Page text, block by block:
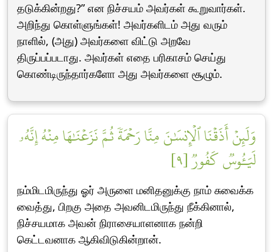
தடுக்கின்றது?” என நிச்சயம் அவர்கள் கூறுவார்கள்.
அறிந்து கொள்ளுங்கள்! அவர்களிடம் அது வரும்
நாளில், (அது) அவர்களை விட்டு அறவே
திருப்பப்படாது. அவர்கள் எதை பரிகாசம் செய்து
கொண்டிருந்தார்களோ அது அவர்களை சூழும்.
وَلَئِنۡ أَذَقۡنَا ٱلۡإِنسَٰنَ مِنَّا رَحۡمَةٗ ثُمَّ نَزَعۡنَٰهَا مِنۡهُ إِنَّهُۥ
لَيَـُٔوسٞ كَفُورٞ [٩]
நம்மிடமிருந்து ஓர் அருளை மனிதனுக்கு நாம் சுவைக்க
வைத்து, பிறகு அதை அவனிடமிருந்து நீக்கினால்,
நிச்சயமாக அவன் நிராசையாளனாக நன்றி
கெட்டவனாக ஆகிவிடுகின்றான்.